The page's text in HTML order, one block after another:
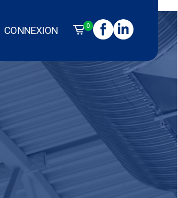
CONNEXION 0